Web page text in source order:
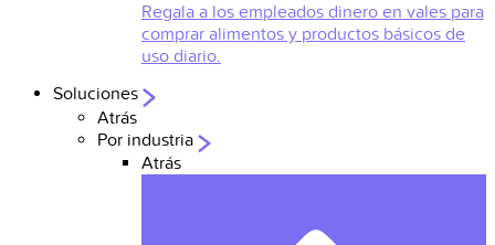
Regala a los empleados dinero en vales para
comprar alimentos y productos básicos de
uso diario.
Soluciones
Atrás
Por industria
Atrás